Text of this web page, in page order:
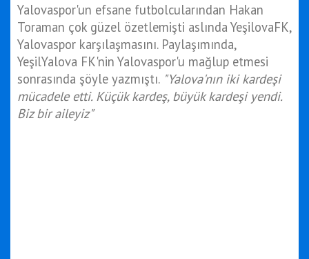
Yalovaspor'un efsane futbolcularından Hakan
Toraman çok güzel özetlemişti aslında YeşilovaFK,
Yalovaspor karşılaşmasını. Paylaşımında,
YeşilYalova FK'nin Yalovaspor'u mağlup etmesi
sonrasında şöyle yazmıştı. "Yalova'nın iki kardeşi
mücadele etti. Küçük kardeş, büyük kardeşi yendi.
Biz bir aileyiz"